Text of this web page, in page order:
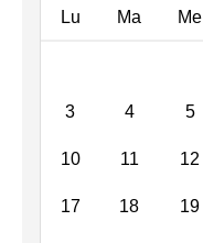
Lu Ma Me
3 4 5
10 11 12
17 18 19